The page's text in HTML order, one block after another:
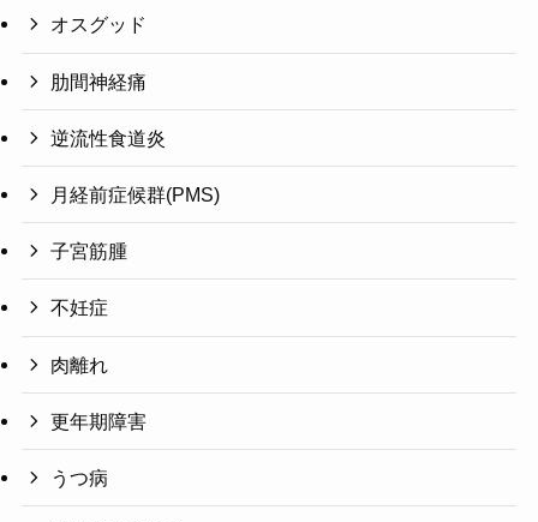
オスグッド
肋間神経痛
逆流性食道炎
月経前症候群(PMS)
子宮筋腫
不妊症
肉離れ
更年期障害
うつ病